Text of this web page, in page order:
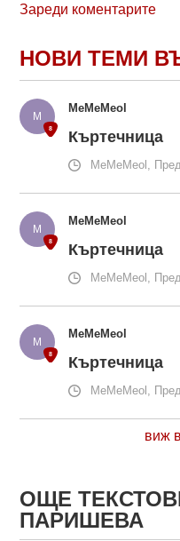
Зареди коментарите
НОВИ ТЕМИ
MeMeMeol
Къртечница
MeMeMeol,
MeMeMeol
Къртечница
MeMeMeol,
MeMeMeol
Къртечница
MeMeMeol,
виж
ОЩЕ
ПАРИШЕВА